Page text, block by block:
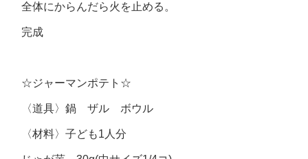
全体にからんだら火を止める。
完成
☆ジャーマンポテト☆
〈道具〉鍋 ザル ボウル
〈材料〉子ども1人分